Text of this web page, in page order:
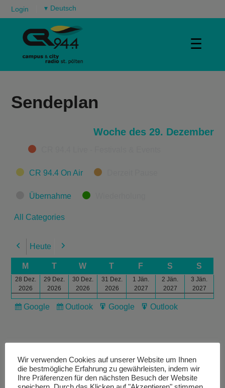
Login ▾
☰
Sendeplan
Woche des 29. Dezember
Categories
CR 94.4 On Air
Übernahme
All Categories
Previous
Heute Next
M T W T F S S
28 Dez.
2026
29 Dez.
2026
30 Dez.
2026
31 Dez.
2026
1 Jän.
2027
2 Jän.
2027
3 Jän.
2027
Subscribe
Google
Subscribe
Outlook
Export
Google
Export
Outlook
Wir verwenden Cookies auf unserer Website um Ihnen
die bestmögliche Erfahrung zu gewährleisten, indem wir
Ihre Präferenzen für den nächsten Besuch der Website